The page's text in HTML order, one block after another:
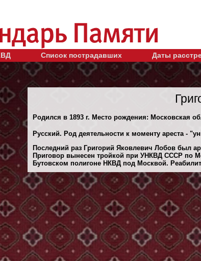
Список пострадавших Даты
Родился в 1893 г. Место рождения: Московская
Русский. Род деятельности к моменту ареста -
Последний раз Григорий Яковлевич Лобов был
Приговор вынесен тройкой при УНКВД СССР по
Бутовском полигоне НКВД под Москвой.